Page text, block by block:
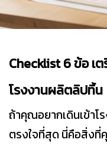
Checklist 6 ข้อ เ
โรงงานผลิตลิปทิ้น
ถ้าคุณอยากเดินเข้าโ
ตรงใจที่สุด นี่คือสิ่งที่